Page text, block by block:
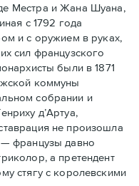
Местра и Жана Шуана,
с 1792 года
и с оружием в руках,
сил французского
были в 1871
коммуны
собрании и
д’Артуа,
не произошла
французы давно
а претендент
стягу с королевскими